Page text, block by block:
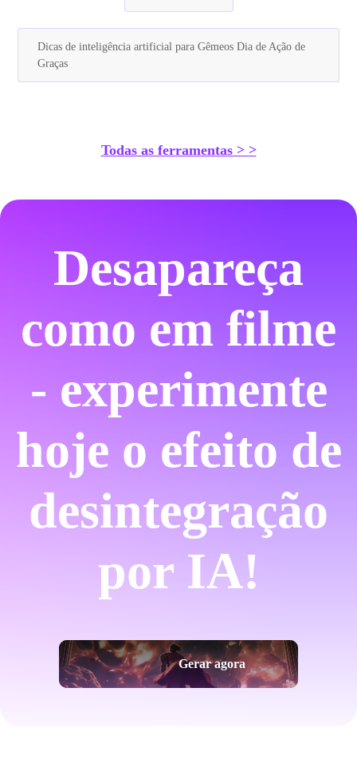
Dicas de inteligência artificial para Gêmeos Dia de Ação de
Graças
Todas as ferramentas > >
Desapareça
como em filme
- experimente
hoje o efeito de
desintegração
por IA!
Gerar agora